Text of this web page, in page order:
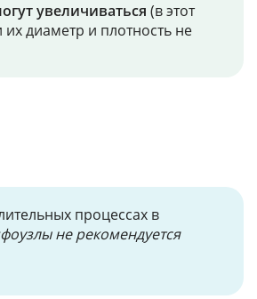
увеличиваться (в этот
диаметр и плотность не
процессах в
не рекомендуется